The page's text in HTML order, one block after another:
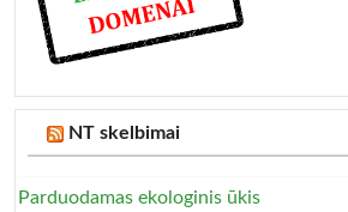
NT skelbimai
Parduodamas ekologinis ūkis